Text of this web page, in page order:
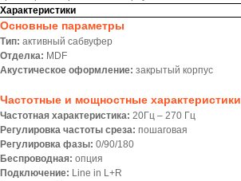
Характеристики
Основные параметры
Тип: активный сабвуфер
Отделка: MDF
Акустическое оформление: закрытый корпус
Частотные и мощностные характеристики
Частотная характеристика: 20Гц – 270 Гц
Регулировка частоты среза: пошаговая
Регулировка фазы: 0/90/180
Беспроводная: опция
Подключение: Line in L+R